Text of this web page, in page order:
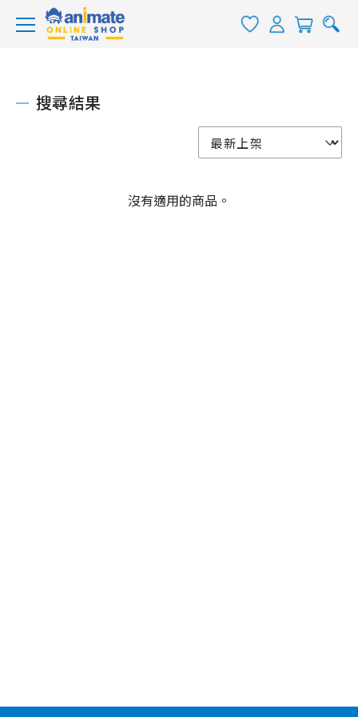
搜尋結果
沒有適用的商品。